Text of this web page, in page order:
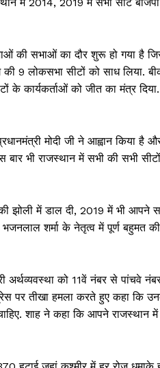
की सभाओं का दौर शुरू हो गया है
9 लोकसभा सीटों को साध लिया.
के कार्यकर्ताओं को जीत का मंत्र दिया.
मोदी जी ने आह्वान किया है
भी राजस्थान में सभी की सभी
झोली में डाल दी, 2019 में भी आपने
शर्मा के नेतृत्व में पूर्ण बहुमत
अर्थव्यवस्था को 11वें नंबर से पांचवे
पर तीखा हमला करते हुए कहा
शाह ने कहा कि आपने